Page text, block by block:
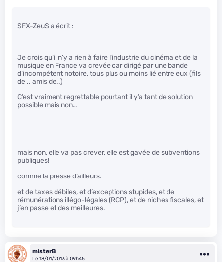
SFX-ZeuS a écrit :
Je crois qu’il n’y a rien à faire l’industrie du cinéma et de la
musique en France va crevée car dirigé par une bande
d’incompétent notoire, tous plus ou moins lié entre eux (fils
de .. amis de..)
C’est vraiment regrettable pourtant il y’a tant de solution
possible mais non…
mais non, elle va pas crever, elle est gavée de subventions
publiques!
comme la presse d’ailleurs.
et de taxes débiles, et d’exceptions stupides, et de
rémunérations illégo-légales (RCP), et de niches fiscales, et
j’en passe et des meilleures.
misterB
Le 18/01/2013 à 09h45